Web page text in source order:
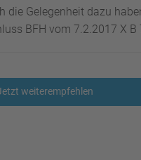
die Gelegenheit dazu
BFH vom 7.2.2017 X B
weiterempfehlen